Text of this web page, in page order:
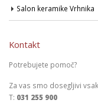
Salon keramike Vrhnika
Kontakt
Potrebujete pomoč?
Za vas smo dosegljivi
T: 031 255 900